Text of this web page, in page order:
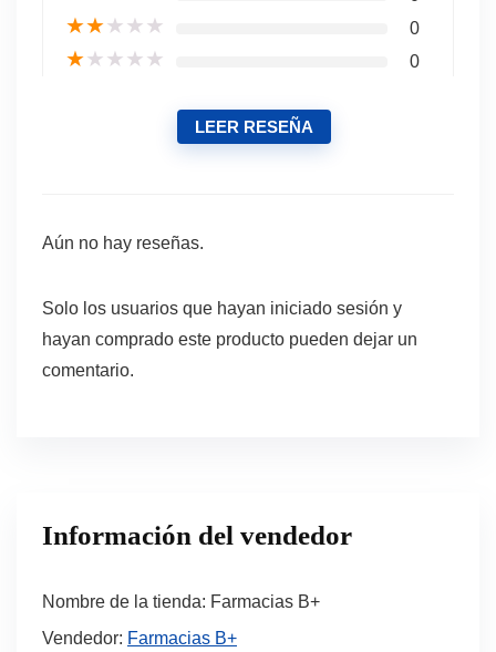
★★★★★ 0
★★★★★ 0
LEER RESEÑA
Aún no hay reseñas.
Solo los usuarios que hayan iniciado sesión y
hayan comprado este producto pueden dejar un
comentario.
Información del vendedor
Nombre de la tienda: Farmacias B+
Vendedor: Farmacias B+